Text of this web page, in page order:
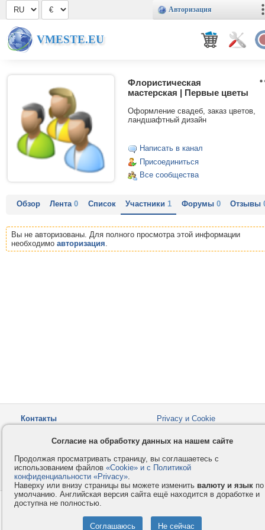
Авторизация
VMESTE.EU
Флористическая
мастерская | Первые цветы
Оформление свадеб, заказ цветов,
ландшафтный дизайн
Написать в канал
Присоединиться
Все сообщества
Обзор Лента0 Список Участники1 Форумы 0 Отзывы
Вы не авторизованы. Для полного просмотра этой информации
необходимо авторизация.
Контакты
Privacy и Cookie
Как оплатить
Форумы
© 2008-2026VMESTE.EU
Согласие на обработку данных на нашем сайте
Продолжая просматривать страницу, вы соглашаетесь с
использованием файлов «Cookie» и с Политикой
конфиденциальности «Privacy».
Наверху или внизу страницы вы можете изменить валюту и язык по
умолчанию. Английская версия сайта ещё находится в доработке и
доступна не полностью.